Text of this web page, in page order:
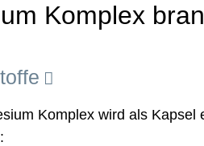
Komplex
Komplex wird als